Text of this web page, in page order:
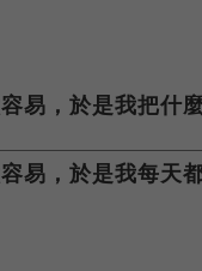
易，於是我把什
易，於是我每天